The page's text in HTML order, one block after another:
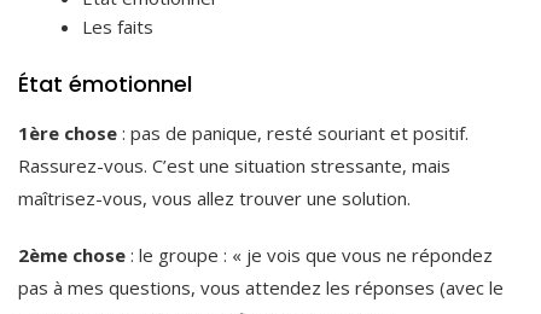
Les faits
État émotionnel
1ère chose : pas de panique, resté souriant et positif.
Rassurez-vous. C’est une situation stressante, mais
maîtrisez-vous, vous allez trouver une solution.
2ème chose : le groupe : « je vois que vous ne répondez
pas à mes questions, vous attendez les réponses (avec le